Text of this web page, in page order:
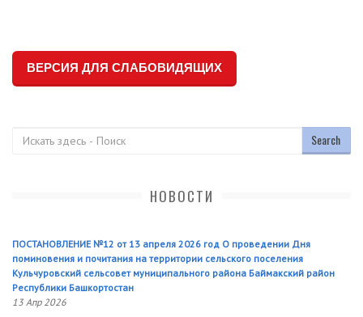
ВЕРСИЯ ДЛЯ СЛАБОВИДЯЩИХ
НОВОСТИ
ПОСТАНОВЛЕНИЕ №12 от 13 апреля 2026 год О проведении Дня
поминовения и почитания на территории сельского поселения
Кульчуровский сельсовет муниципального района Баймакский район
Республики Башкортостан
13 Апр 2026